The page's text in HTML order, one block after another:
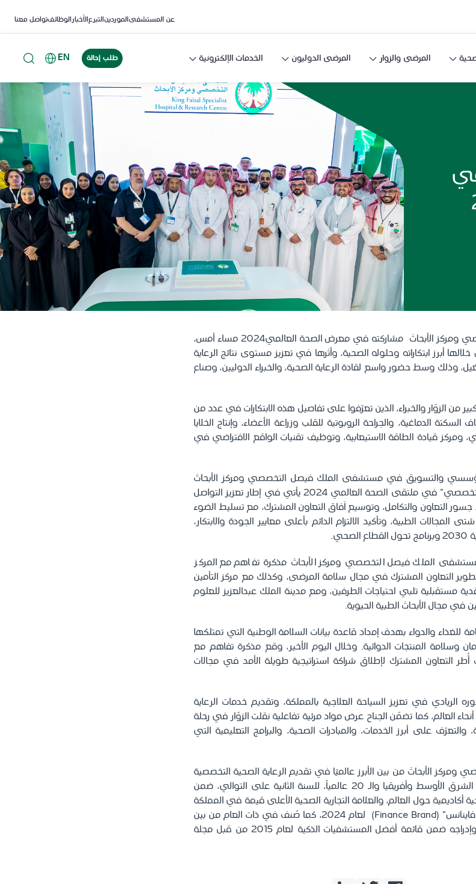
عن المستشفىالموردينالتبرعالأخبارالوظائفتواصل معنا
المرضى والزوار المرضى الدوليون الخدمات الإلكترونية طلب إحالة EN
ختتم مستشفى الملك فيصل التخصصي ومركز الأبحاث مشاركته في معرض الصحة العالمي2024 مساء أمس،
أبرز ابتكاراته وحلوله الصحية، وأثرها في تعزيز مستوى نتائج الرعاية
وذلك وسط حضور واسع لقادة الرعاية الصحية، والخبراء الدوليين، وصناع
الزوّار والخبراء، الذين تعرّفوا على تفاصيل هذه الابتكارات في عدد من
الدماغية، والجراحة الروبوتية للقلب وزراعة الأعضاء، وإنتاج الخلايا
ومركز قيادة الطاقة الاستيعابية، وتوظيف تقنيات الواقع الافتراضي في
والتسويق في مستشفى الملك فيصل التخصصي ومركز الأبحاث
مهند عبد الله قاضي أن مشاركة "التخصصي" في ملتقى الصحة العالمي 2024 يأتي في إطار تعزيز التواصل
التعاون والتكامل، وتوسيع آفاق التعاون المشترك، مع تسليط الضوء
الطبية، وتأكيد الالتزام الدائم بأعلى معايير الجودة والابتكار،
الملك فيصل التخصصي ومركز الأبحاث مذكرة تفاهم مع المركز
التعاون المشترك في مجال سلامة المرضى، وكذلك مع مركز التأمين
مستقبلية تلبي احتياجات الطرفين، ومع مدينة الملك عبدالعزيز للعلوم
في مجال الأبحاث الطبية الحيوية.
للغذاء والدواء بهدف إمداد قاعدة بيانات السلامة الوطنية التي تمتلكها
أمان وسلامة المنتجات الدوائية. وخلال اليوم الأخير، وقع مذكرة تفاهم مع
التعاون المشترك لإطلاق شراكة استراتيجية طويلة الأمد في مجالات
الريادي في تعزيز السياحة العلاجية بالمملكة، وتقديم خدمات الرعاية
العالم، كما تضمّن الجناح عرض مواد مرئية تفاعلية نقلت الزوّار في رحلة
على أبرز الخدمات، والمبادرات الصحية، والبرامج التعليمية التي
الأبحاث من بين الأبرز عالميًا في تقديم الرعاية الصحية التخصصية
ورائدًا في الابتكار، وصُنف الأول في الشرق الأوسط وأفريقيا والـ 20 عالمياً، للسنة الثانية على التوالي، ضمن
صحية أكاديمية حول العالم، والعلامة التجارية الصحية الأعلى قيمة في المملكة
والشرق الأوسط، وذلك بحسب "براند فاينانس" (Finance Brand) لعام 2024، كما صُنف في ذات العام من بين
أفضل 250 مستشفى في العالم وإدراجه ضمن قائمة أفضل المستشفيات الذكية لعام 2015 من قبل مجلة